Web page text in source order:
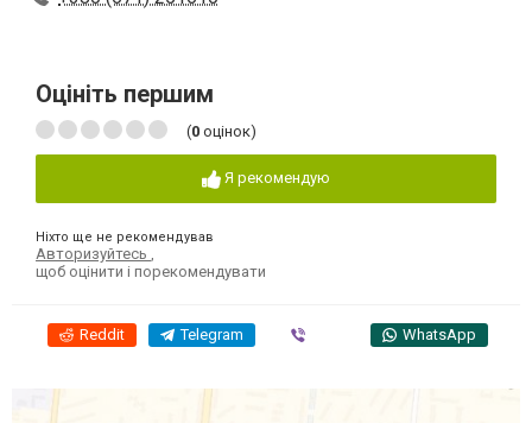
Оцініть першим
(0 оцінок)
Я рекомендую
Ніхто ще не рекомендував
Авторизуйтесь
щоб оцінити і порекомендувати
Reddit Telegram WhatsApp